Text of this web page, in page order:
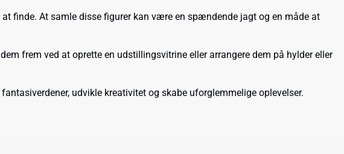
finde. At samle disse figurer kan være en spændende jagt og en måde at
frem ved at oprette en udstillingsvitrine eller arrangere dem på hylder eller
udvikle kreativitet og skabe uforglemmelige oplevelser.